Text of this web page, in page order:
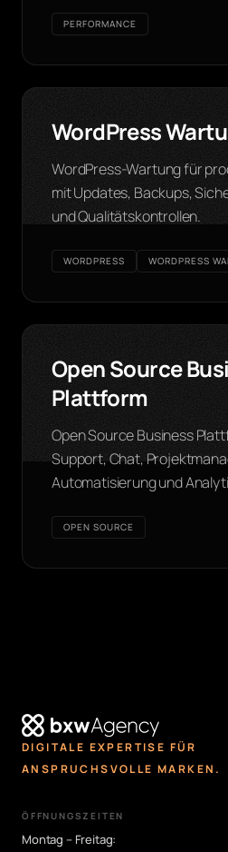
PERFORMANCE
WordPress
WordPress-Wartung für
mit Updates, Backups,
und Qualitätskontrollen.
WORDPRESS WORDPRESS
Open Source
Plattform
Open Source Business
Support, Chat,
Automatisierung und
OPEN SOURCE
DIGITALE EXPERTISE FÜR
ANSPRUCHSVOLLE MARKEN.
ÖFFNUNGSZEITEN
Montag – Freitag: